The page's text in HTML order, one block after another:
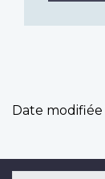
Date modifiée